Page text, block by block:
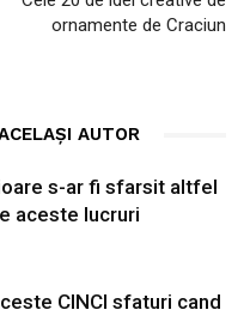
ornamente de Craciun
AUTOR
s-ar fi sfarsit altfel
aceste lucruri
CINCI sfaturi cand